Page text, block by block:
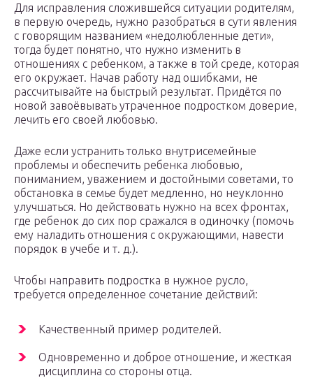
Для исправления сложившейся ситуации родителям,
в первую очередь, нужно разобраться в сути явления
с говорящим названием «недолюбленные дети»,
тогда будет понятно, что нужно изменить в
отношениях с ребенком, а также в той среде, которая
его окружает. Начав работу над ошибками, не
рассчитывайте на быстрый результат. Придётся по
новой завоёвывать утраченное подростком доверие,
лечить его своей любовью.
Даже если устранить только внутрисемейные
проблемы и обеспечить ребенка любовью,
пониманием, уважением и достойными советами, то
обстановка в семье будет медленно, но неуклонно
улучшаться. Но действовать нужно на всех фронтах,
где ребенок до сих пор сражался в одиночку (помочь
ему наладить отношения с окружающими, навести
порядок в учебе и т. д.).
Чтобы направить подростка в нужное русло,
требуется определенное сочетание действий:
Качественный пример родителей.
Одновременно и доброе отношение, и жесткая
дисциплина со стороны отца.